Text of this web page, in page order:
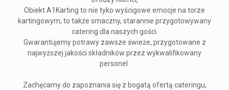
Obiekt A1Karting to nie tyko wyścigowe emocje na torze
kartingowym, to także smaczny, starannie przygotowywany
catering dla naszych gości.
Gwarantujemy potrawy zawsze świeże, przygotowane z
najwyższej jakości składników przez wykwalifikowany
personel.
Zachęcamy do zapoznania się z bogatą ofertą cateringu,